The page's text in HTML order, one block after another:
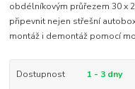
obdélníkovým průřezem 30 x
připevnit nejen střešní
montáž i demontáž pomocí
Dostupnost 1 - 3 dny